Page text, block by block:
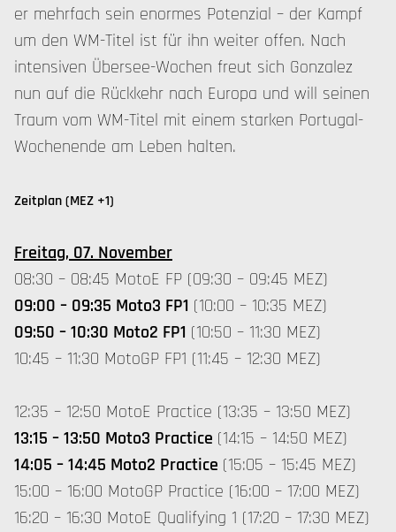
er mehrfach sein enormes Potenzial – der Kampf
um den WM-Titel ist für ihn weiter offen. Nach
intensiven Übersee-Wochen freut sich Gonzalez
nun auf die Rückkehr nach Europa und will seinen
Traum vom WM-Titel mit einem starken Portugal-
Wochenende am Leben halten.
Zeitplan (MEZ +1)
Freitag, 07. November
08:30 – 08:45 MotoE FP (09:30 – 09:45 MEZ)
09:00 – 09:35 Moto3 FP1 (10:00 – 10:35 MEZ)
09:50 – 10:30 Moto2 FP1 (10:50 – 11:30 MEZ)
10:45 – 11:30 MotoGP FP1 (11:45 – 12:30 MEZ)
12:35 – 12:50 MotoE Practice (13:35 – 13:50 MEZ)
13:15 – 13:50 Moto3 Practice (14:15 – 14:50 MEZ)
14:05 – 14:45 Moto2 Practice (15:05 – 15:45 MEZ)
15:00 – 16:00 MotoGP Practice (16:00 – 17:00 MEZ)
16:20 – 16:30 MotoE Qualifying 1 (17:20 – 17:30 MEZ)